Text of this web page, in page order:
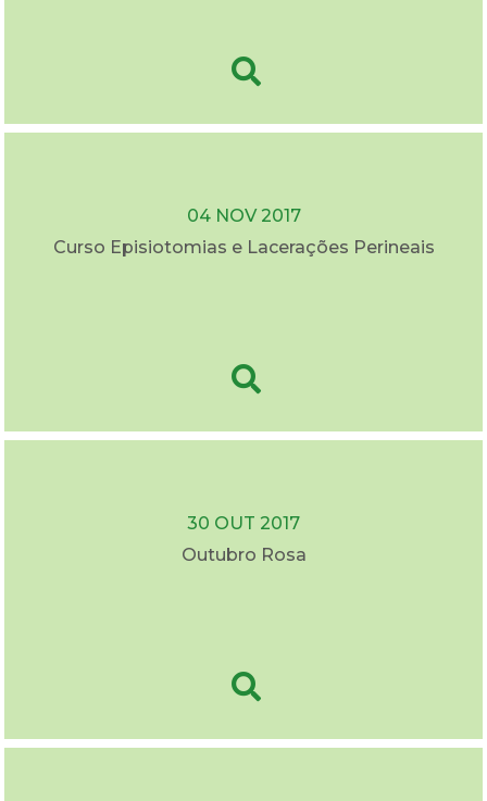
04 NOV 2017
Curso Episiotomias e Lacerações Perineais
30 OUT 2017
Outubro Rosa